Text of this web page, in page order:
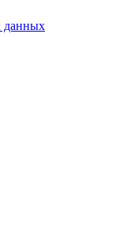
данных